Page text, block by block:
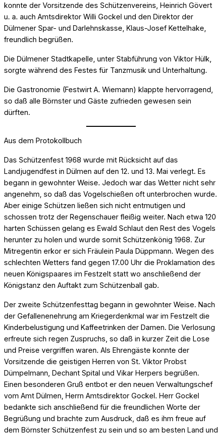
konnte der Vorsitzende des Schützenvereins, Heinrich Gövert
u. a. auch Amtsdirektor Willi Gockel und den Direktor der
Dülmener Spar- und Darlehnskasse, Klaus-Josef Kettelhake,
freundlich begrüßen.
Die Dülmener Stadtkapelle, unter Stabführung von Viktor Hülk,
sorgte während des Festes für Tanzmusik und Unterhaltung.
Die Gastronomie (Festwirt A. Wiemann) klappte hervorragend,
so daß alle Börnster und Gäste zufrieden gewesen sein
dürften.
Aus dem Protokollbuch
Das Schützenfest 1968 wurde mit Rücksicht auf das
Landjugendfest in Dülmen auf den 12. und 13. Mai verlegt. Es
begann in gewohnter Weise. Jedoch war das Wetter nicht sehr
angenehm, so daß das Vogelschießen oft unterbrochen wurde.
Aber einige Schützen ließen sich nicht entmutigen und
schossen trotz der Regenschauer fleißig weiter. Nach etwa 120
harten Schüssen gelang es Ewald Schlaut den Rest des Vogels
herunter zu holen und wurde somit Schützenkönig 1968. Zur
Mitregentin erkor er sich Fräulein Paula Düppmann. Wegen des
schlechten Wetters fand gegen 17.00 Uhr die Proklamation des
neuen Königspaares im Festzelt statt wo anschließend der
Königstanz den Auftakt zum Schützenball gab.
Der zweite Schützenfesttag begann in gewohnter Weise. Nach
der Gefallenenehrung am Kriegerdenkmal war im Festzelt die
Kinderbelustigung und Kaffeetrinken der Damen. Die Verlosung
erfreute sich regen Zuspruchs, so daß in kurzer Zeit die Lose
und Preise vergriffen waren. Als Ehrengäste konnte der
Vorsitzende die geistigen Herren von St. Viktor Probst
Dümpelmann, Dechant Spital und Vikar Herpers begrüßen.
Einen besonderen Gruß entbot er den neuen Verwaltungschef
vom Amt Dülmen, Herrn Amtsdirektor Gockel. Herr Gockel
bedankte sich anschließend für die freundlichen Worte der
Begrüßung und brachte zum Ausdruck, daß es ihm freue auf
dem Börnster Schützenfest zu sein und so am besten Land und